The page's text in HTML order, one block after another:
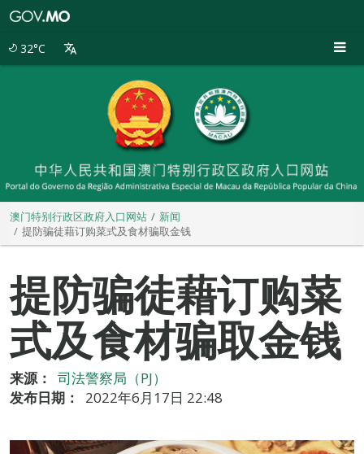
32°C
澳门特别行政区政府入口网站
新闻
提防骗徒藉订购菜式及食材骗取金钱
提防骗徒藉订购菜
式及食材骗取金钱
来源：
司法警察局（PJ）
发布日期：
2022年6月17日 22:48